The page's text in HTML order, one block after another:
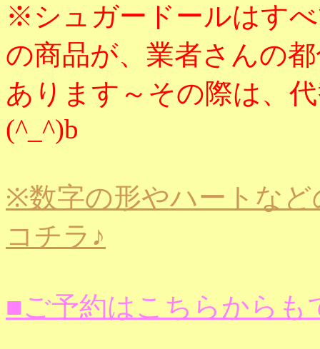
※シュガードールはす
の商品が、業者さんの
あります～その際は、
(^_^)b
※数字の形やハートな
コチラ♪
■ご予約はこちらからも